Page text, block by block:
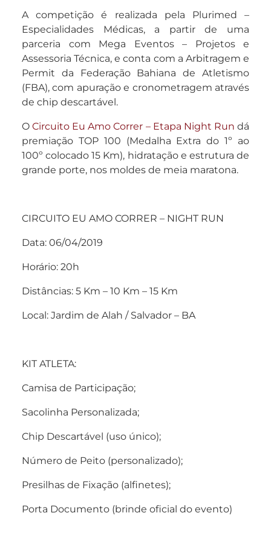
A competição é realizada pela Plurimed –
Especialidades Médicas, a partir de uma
parceria com Mega Eventos – Projetos e
Assessoria Técnica, e conta com a Arbitragem e
Permit da Federação Bahiana de Atletismo
(FBA), com apuração e cronometragem através
de chip descartável.
OCircuito Eu Amo Correr – Etapa Night Run dá
premiação TOP 100 (Medalha Extra do 1º ao
100º colocado 15 Km), hidratação e estrutura de
grande porte, nos moldes de meia maratona.
CIRCUITO EU AMO CORRER – NIGHT RUN
Data: 06/04/2019
Horário: 20h
Distâncias: 5 Km – 10 Km – 15 Km
Local: Jardim de Alah / Salvador – BA
KIT ATLETA:
Camisa de Participação;
Sacolinha Personalizada;
Chip Descartável (uso único);
Número de Peito (personalizado);
Presilhas de Fixação (alfinetes);
Porta Documento (brinde oficial do evento)